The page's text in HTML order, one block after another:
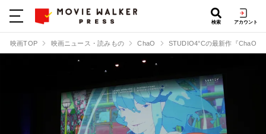
検索 アカウント
映画TOP 映画ニュース・読みもの ChaO STUDIO4°Cの最新作『ChaO